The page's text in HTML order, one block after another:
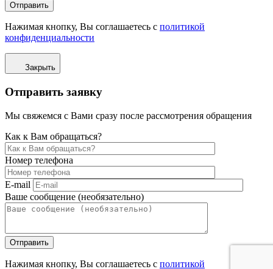
Отправить
Нажимая кнопку, Вы соглашаетесь с политикой
конфиденциальности
Закрыть
Отправить заявку
Мы свяжемся с Вами сразу после рассмотрения обращения
Как к Вам обращаться?
Номер телефона
E-mail
Ваше сообщение (необязательно)
Отправить
Нажимая кнопку, Вы соглашаетесь с политикой